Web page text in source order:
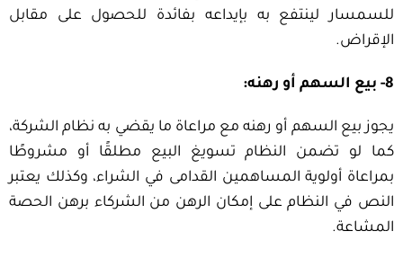
للسمسار لينتفع به بإيداعه بفائدة للحصول على مقابل
الإقراض.
8- بيع السهم أو رهنه:
يجوز بيع السهم أو رهنه مع مراعاة ما يقضي به نظام الشركة،
كما لو تضمن النظام تسويغ البيع مطلقًا أو مشروطًا
بمراعاة أولوية المساهمين القدامى في الشراء، وكذلك يعتبر
النص في النظام على إمكان الرهن من الشركاء برهن الحصة
المشاعة.